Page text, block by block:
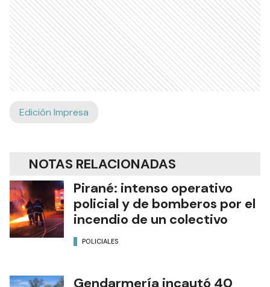
Edición Impresa
NOTAS RELACIONADAS
Pirané: intenso operativo
policial y de bomberos por el
incendio de un colectivo
POLICIALES
Gendarmería incautó 40